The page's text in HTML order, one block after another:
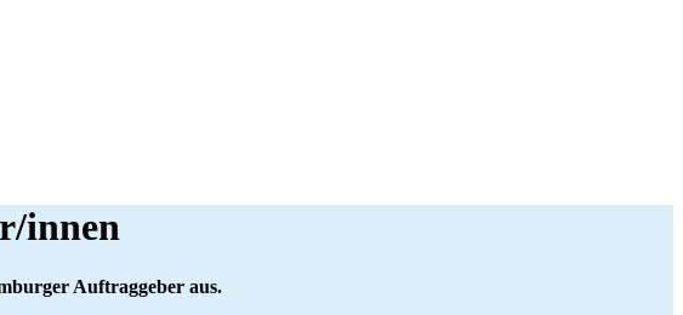
innen
Auftraggeber aus.